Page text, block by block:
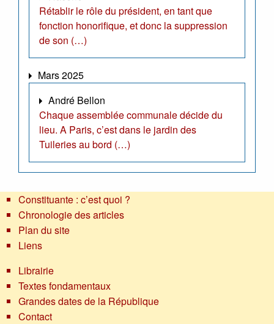
Rétablir le rôle du président, en tant que
fonction honorifique, et donc la suppression
de son (…)
Mars 2025
André Bellon
Chaque assemblée communale décide du
lieu. A Paris, c’est dans le jardin des
Tuileries au bord (…)
Constituante : c’est quoi ?
Chronologie des articles
Plan du site
Liens
Librairie
Textes fondamentaux
Grandes dates de la République
Contact